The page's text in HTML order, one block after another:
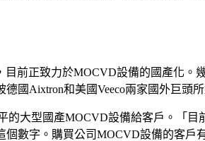
前正致力於MOCVD設備的國產化
國Aixtron和美國Veeco兩家國外巨頭所
的大型國產MOCVD設備給客戶。「
數字。購買公司MOCVD設備的客